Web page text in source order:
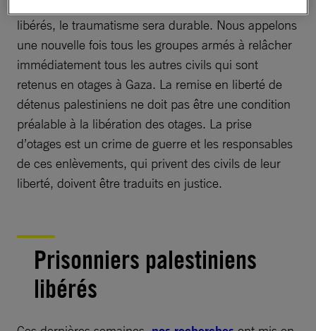
libérés, le traumatisme sera durable. Nous appelons
une nouvelle fois tous les groupes armés à relâcher
immédiatement tous les autres civils qui sont
retenus en otages à Gaza. La remise en liberté de
détenus palestiniens ne doit pas être une condition
préalable à la libération des otages. La prise
d’otages est un crime de guerre et les responsables
de ces enlèvements, qui privent des civils de leur
liberté, doivent être traduits en justice.
Prisonniers palestiniens
libérés